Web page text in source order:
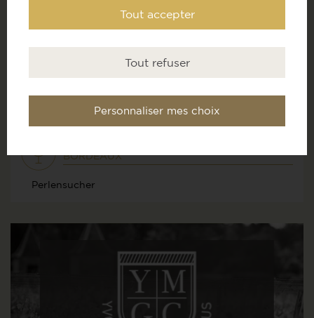
BORDEAUX
Perlensucher
Tout accepter
Tout refuser
Personnaliser mes choix